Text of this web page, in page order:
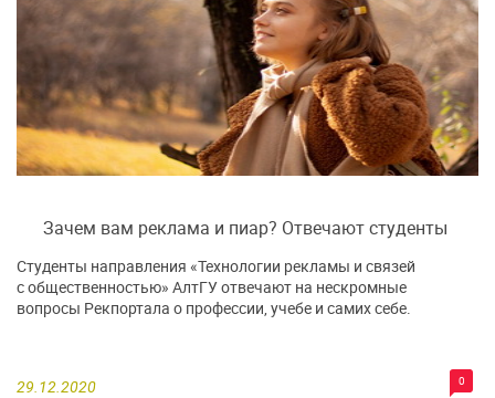
Зачем вам реклама и пиар? Отвечают студенты
29.12.2020 0
Студенты направления «Технологии рекламы и связей
с общественностью» АлтГУ отвечают на нескромные
вопросы Рекпортала о профессии, учебе и самих себе.